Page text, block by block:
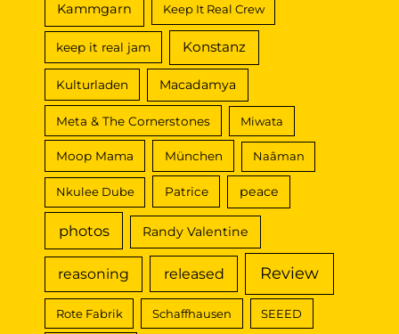
Kammgarn Keep It Real Crew
keep it real jam Konstanz
Kulturladen Macadamya
Meta & The Cornerstones Miwata
Moop Mama München Naâman
Nkulee Dube Patrice peace
photos Randy Valentine
reasoning released Review
Rote Fabrik Schaffhausen SEEED